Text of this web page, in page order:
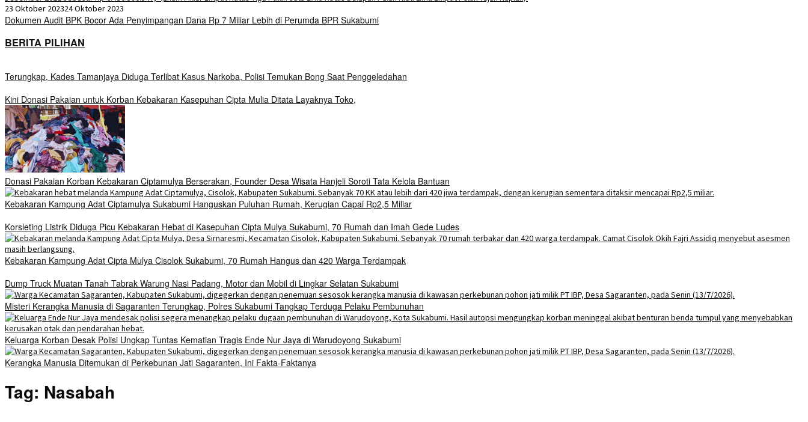
23 Oktober 202324 Oktober 2023
Dokumen Audit BPK Bocor Ada Penyimpangan Dana Rp 7 Miliar Lebih di Perumda BPR Sukabumi
BERITA PILIHAN
Terungkap, Kades Tamanjaya Diduga Terlibat Kasus Narkoba, Polisi Temukan Bong Saat Penggeledahan
Kini Donasi Pakaian untuk Korban Kebakaran Kasepuhan Cipta Mulia Ditata Layaknya Toko,
Donasi Pakaian Korban Kebakaran Ciptamulya Berserakan, Founder Desa Wisata Hanjeli Soroti Tata Kelola Bantuan
Kebakaran Kampung Adat Ciptamulya Sukabumi Hanguskan Puluhan Rumah, Kerugian Capai Rp2,5 Miliar
Korsleting Listrik Diduga Picu Kebakaran Hebat di Kasepuhan Cipta Mulya Sukabumi, 70 Rumah dan Imah Gede Ludes
Kebakaran Kampung Adat Cipta Mulya Cisolok Sukabumi, 70 Rumah Hangus dan 420 Warga Terdampak
Dump Truck Muatan Tanah Tabrak Warung Nasi Padang, Motor dan Mobil di Lingkar Selatan Sukabumi
Misteri Kerangka Manusia di Sagaranten Terungkap, Polres Sukabumi Tangkap Terduga Pelaku Pembunuhan
Keluarga Korban Desak Polisi Ungkap Tuntas Kematian Tragis Ende Nur Jaya di Warudoyong Sukabumi
Kerangka Manusia Ditemukan di Perkebunan Jati Sagaranten, Ini Fakta-Faktanya
Tag: Nasabah